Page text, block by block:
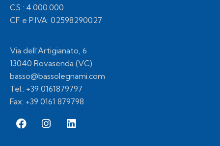
CS : 4.000.000
CF e P.IVA: 02598290027
Via dell’Artigianato, 6
13040 Rovasenda (VC)
basso@bassolegnami.com
Tel.: +39 0161879797
Fax: +39 0161 879798